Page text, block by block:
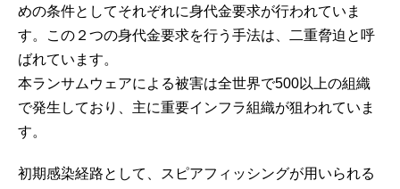
めの条件としてそれぞれに身代金要求が行われていま
す。この２つの身代金要求を行う手法は、二重脅迫と呼
ばれています。
本ランサムウェアによる被害は全世界で500以上の組織
で発生しており、主に重要インフラ組織が狙われていま
す。
初期感染経路として、スピアフィッシングが用いられる